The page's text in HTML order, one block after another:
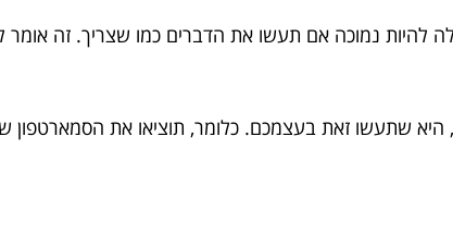
להיות נמוכה אם תעשו את הדברים כמו שצריך. זה
שתעשו זאת בעצמכם. כלומר, תוציאו את